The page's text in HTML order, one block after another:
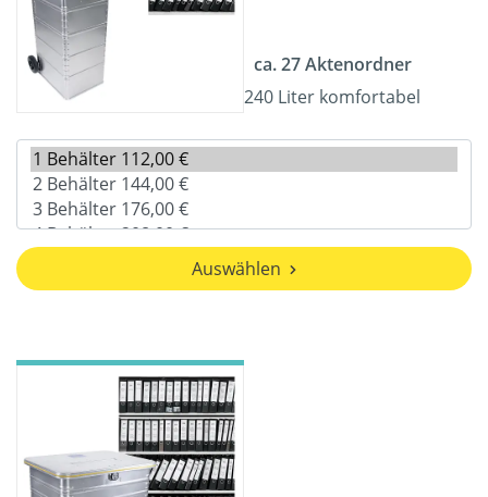
ca. 27 Aktenordner
240 Liter komfortabel
Auswählen